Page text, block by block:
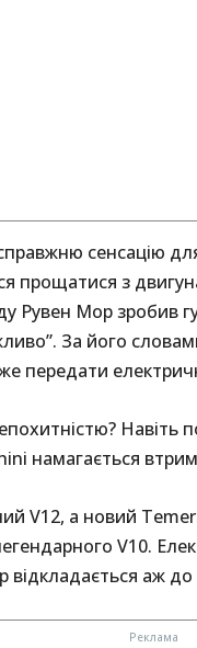
сенсацію для
прощатися з
Рувен Мор зробив
За його
передати
Навіть
намагається
V12, а новий
V10.
відкладається аж до